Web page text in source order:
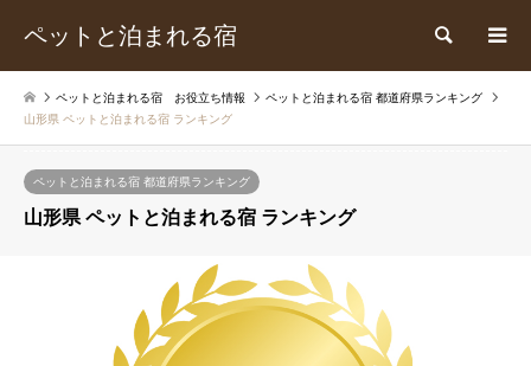
ペットと泊まれる宿 検索
ペットと泊まれる宿 お役立ち情報
ペットと泊まれる宿 都道府県ランキング
山形県 ペットと泊まれる宿 ランキング
ペットと泊まれる宿 都道府県ランキング
山形県 ペットと泊まれる宿 ランキング